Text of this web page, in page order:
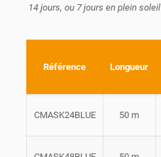
14 jours, ou 7 jours en plein soleil
Référence Longueur
CMASK24BLUE 50 m